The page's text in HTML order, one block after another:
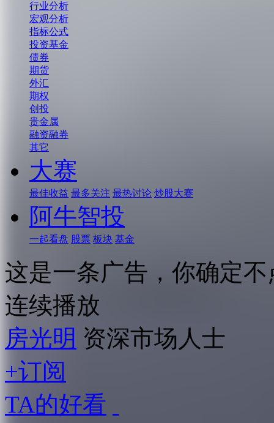
行业分析
宏观分析
指标公式
投资基金
债券
期货
外汇
期权
创投
贵金属
融资融券
其它
大赛
最佳收益 最多关注 最热讨论 炒股大赛
阿牛智投
一起看盘 股票 板块 基金
这是一条广告，你确定
连续播放
房光明 资深市场人士
+订阅
TA的好看